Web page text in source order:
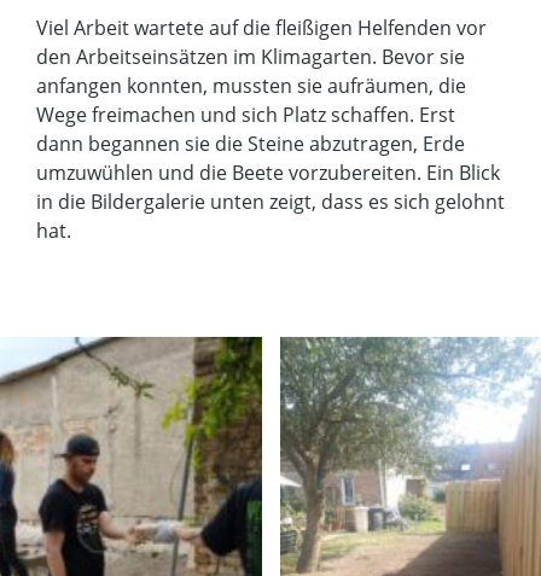
Viel Arbeit wartete auf die fleißigen Helfenden vor
den Arbeitseinsätzen im Klimagarten. Bevor sie
anfangen konnten, mussten sie aufräumen, die
Wege freimachen und sich Platz schaffen. Erst
dann begannen sie die Steine abzutragen, Erde
umzuwühlen und die Beete vorzubereiten. Ein Blick
in die Bildergalerie unten zeigt, dass es sich gelohnt
hat.